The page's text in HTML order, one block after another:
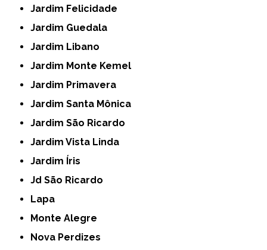
Jardim Felicidade
Jardim Guedala
Jardim Libano
Jardim Monte Kemel
Jardim Primavera
Jardim Santa Mônica
Jardim São Ricardo
Jardim Vista Linda
Jardim Íris
Jd São Ricardo
Lapa
Monte Alegre
Nova Perdizes